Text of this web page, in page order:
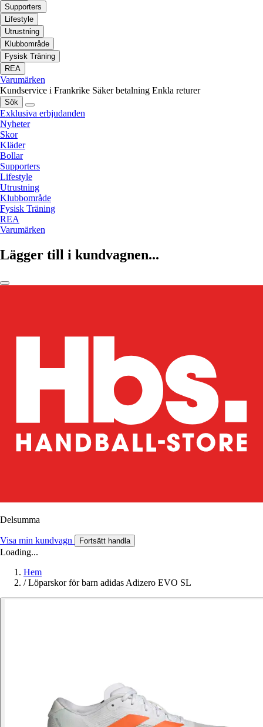
Supporters
Lifestyle
Utrustning
Klubbområde
Fysisk Träning
REA
Varumärken
Kundservice i Frankrike Säker betalning Enkla returer
Sök
Exklusiva erbjudanden
Nyheter
Skor
Kläder
Bollar
Supporters
Lifestyle
Utrustning
Klubbområde
Fysisk Träning
REA
Varumärken
Lägger till i kundvagnen...
Delsumma
Visa min kundvagn Fortsätt handla
Loading...
Hem
/ Löparskor för barn adidas Adizero EVO SL